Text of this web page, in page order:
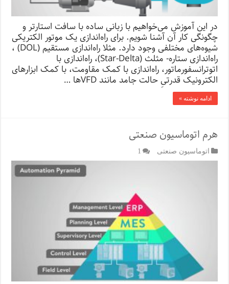
در این آموزش می‌خواهیم با زبانی ساده با سافت استارتر و
چگونگی کار آن آشنا شویم. برای راه‌اندازی یک موتور الکتریکی
شیوه‌های مختلفی وجود دارد. مثلا راه‌اندازی مستقیم (DOL) ،
راه‌اندازی ستاره- مثلث (Star-Delta)، راه‌اندازی با
اتوترانسفورماتور، راه‌اندازی با کمک مقاومت، با کمک ابزارهای
الکترونیک قدرتیِ حالت جامد مانند VFDها …
ادامه نوشته »
هرم اتوماسیون صنعتی
اتوماسیون صنعتی 1